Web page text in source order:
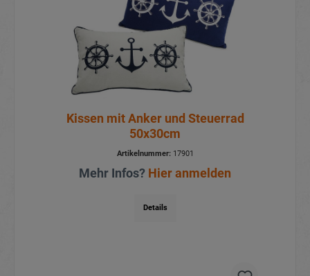
Kissen mit Anker und Steuerrad
50x30cm
Artikelnummer:17901
Mehr Infos? Hier anmelden
Details